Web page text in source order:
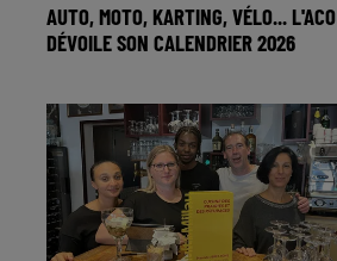
AUTO, MOTO, KARTING, VÉLO... L'ACO
DÉVOILE SON CALENDRIER 2026